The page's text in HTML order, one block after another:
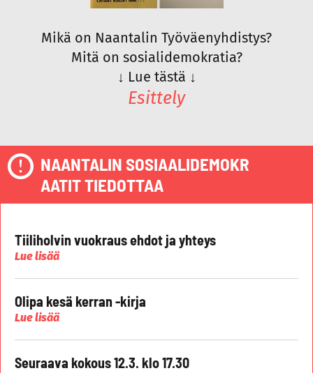
Mikä on Naantalin Työväenyhdistys?
Mitä on sosialidemokratia?
↓ Lue tästä ↓
Esittely
NAANTALIN SOSIAALIDEMOKR
AATIT TIEDOTTAA
Tiiliholvin vuokraus ehdot ja yhteys
Lue lisää
Olipa kesä kerran -kirja
Lue lisää
Seuraava kokous 12.3. klo 17.30